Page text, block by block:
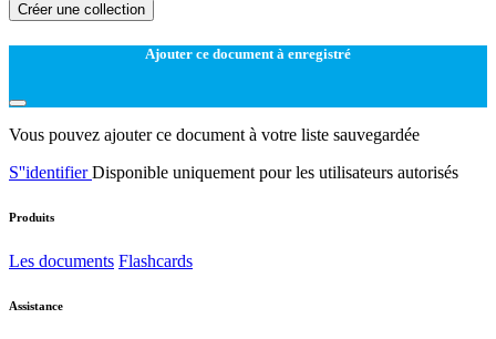
Créer une collection
Ajouter ce document à enregistré
Vous pouvez ajouter ce document à votre liste sauvegardée
S''identifierDisponible uniquement pour les utilisateurs autorisés
Produits
Les documents Flashcards
Assistance